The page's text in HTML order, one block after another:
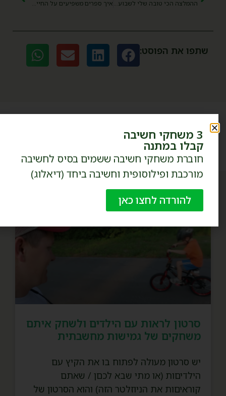
ההמלצה הכי טובה שלי לשבוע הספר! איך ספרים משפיעים על החיים שלנו
שתפו את הפוסט:
הרשמו עכשיו לקבוצת הוואטספ
השקטה - 'פילוסופיה עם ילדים'​
מומלץ לקרוא גם
סרטון לראות עם הילדים ולשחק איתם
משחקים של גמישות מחשבתית
יש סרטון מעולה לפתוח בו את הקיץ עם
הילדיםות (או מתי שבא לכםן / שאתם
קוראיםות את הניוזלטר הזה) והוא הסרטון של
3 משחקי חשיבה
קבלו במתנה
חוברת משחקי חשיבה ששמים בסיס לחשיבה
מורכבת ופילוסופית וחשיבה ביחד (דיאלוג)
להורדה לחצו כאן